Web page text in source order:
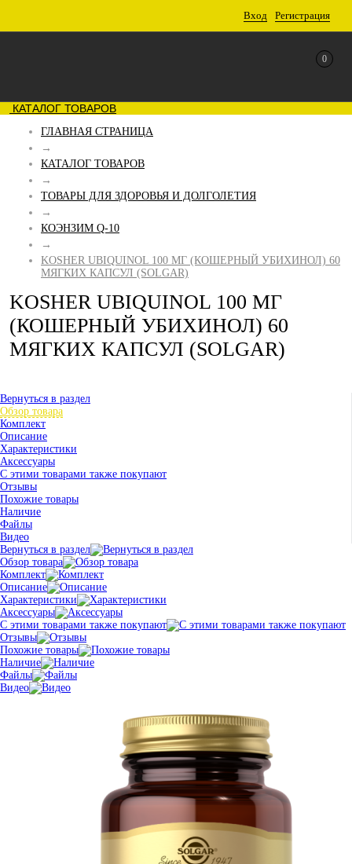
Вход Регистрация
0
КАТАЛОГ ТОВАРОВ
ГЛАВНАЯ СТРАНИЦА
→
КАТАЛОГ ТОВАРОВ
→
ТОВАРЫ ДЛЯ ЗДОРОВЬЯ И ДОЛГОЛЕТИЯ
→
КОЭНЗИМ Q-10
→
KOSHER UBIQUINOL 100 МГ (КОШЕРНЫЙ УБИХИНОЛ) 60
МЯГКИХ КАПСУЛ (SOLGAR)
KOSHER UBIQUINOL 100 МГ
(КОШЕРНЫЙ УБИХИНОЛ) 60
МЯГКИХ КАПСУЛ (SOLGAR)
Вернуться в раздел
Обзор товара
Комплект
Описание
Характеристики
Аксессуары
С этими товарами также покупают
Отзывы
Похожие товары
Наличие
Файлы
Видео
Вернуться в раздел
Обзор товара
Комплект
Описание
Характеристики
Аксессуары
С этими товарами также покупают
Отзывы
Похожие товары
Наличие
Файлы
Видео